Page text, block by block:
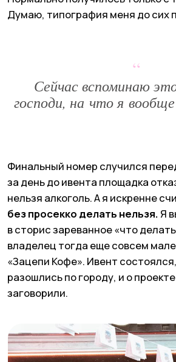
“
Сейчас вспоминаю
господи, на что я вообще
3КОРОНАВИРУС И ВЫХОД ИЗ
ПУЗЫРЯ
Грянул COVID. Рекламодатели исчезли
гастросегмент накрылся,
только на ресторанах нельзя. Мы начали
Я параллельно переехала в Москву и
Краснодаром удаленно, а еще строила
филиал.